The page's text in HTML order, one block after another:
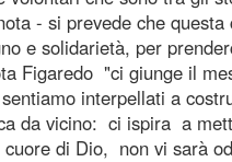
- si prevede che
e solidarietà, per
Figaredo "ci giunge il
interpellati a
da vicino: ci ispira a
di Dio, non vi sarà